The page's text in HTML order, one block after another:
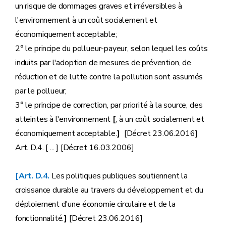
un risque de dommages graves et irréversibles à
l'environnement à un coût socialement et
économiquement acceptable;
2° le principe du pollueur-payeur, selon lequel les coûts
induits par l'adoption de mesures de prévention, de
réduction et de lutte contre la pollution sont assumés
par le pollueur;
3° le principe de correction, par priorité à la source, des
atteintes à l'environnement [, à un coût socialement et
économiquement acceptable.] [Décret 23.06.2016]
Art. D.4. [ ... ] [Décret 16.03.2006]
[Art. D.4. Les politiques publiques soutiennent la
croissance durable au travers du développement et du
déploiement d'une économie circulaire et de la
fonctionnalité.] [Décret 23.06.2016]